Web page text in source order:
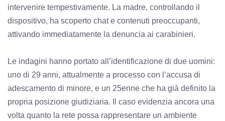
intervenire tempestivamente. La madre, controllando il
dispositivo, ha scoperto chat e contenuti preoccupanti,
attivando immediatamente la denuncia ai carabinieri.
Le indagini hanno portato all’identificazione di due uomini:
uno di 29 anni, attualmente a processo con l’accusa di
adescamento di minore, e un 25enne che ha già definito la
propria posizione giudiziaria. Il caso evidenzia ancora una
volta quanto la rete possa rappresentare un ambiente